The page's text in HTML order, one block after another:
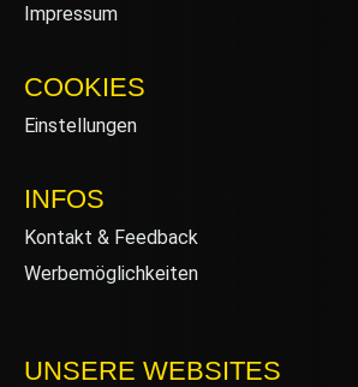
Impressum
COOKIES
Einstellungen
INFOS
Kontakt & Feedback
Werbemöglichkeiten
UNSERE WEBSITES